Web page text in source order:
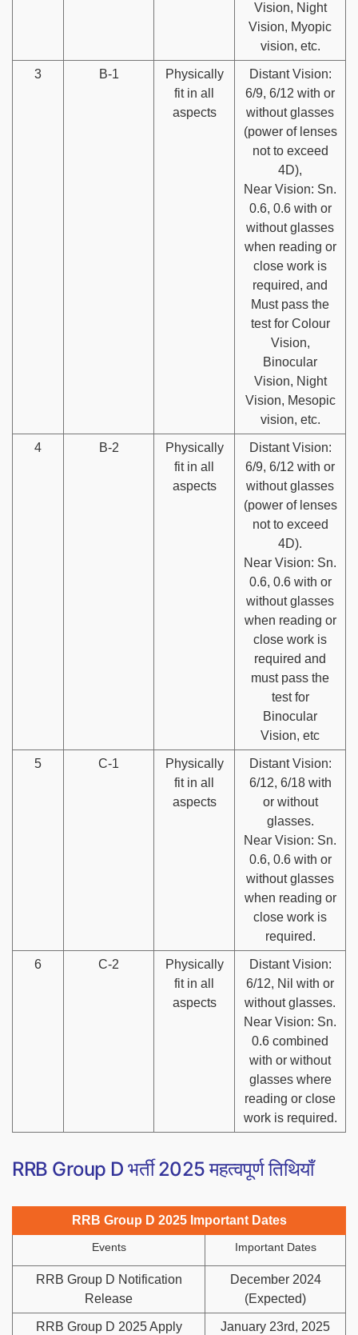
Vision, Night
Vision, Myopic
vision, etc.
3 B-1
Physically
fit in all
aspects
Distant Vision:
6/9, 6/12 with or
without glasses
(power of lenses
not to exceed
4D),
Near Vision: Sn.
0.6, 0.6 with or
without glasses
when reading or
close work is
required, and
Must pass the
test for Colour
Vision,
Binocular
Vision, Night
Vision, Mesopic
vision, etc.
4 B-2
Physically
fit in all
aspects
Distant Vision:
6/9, 6/12 with or
without glasses
(power of lenses
not to exceed
4D).
Near Vision: Sn.
0.6, 0.6 with or
without glasses
when reading or
close work is
required and
must pass the
test for
Binocular
Vision, etc
5 C-1
Physically
fit in all
aspects
Distant Vision:
6/12, 6/18 with
or without
glasses.
Near Vision: Sn.
0.6, 0.6 with or
without glasses
when reading or
close work is
required.
6 C-2
Physically
fit in all
aspects
Distant Vision:
6/12, Nil with or
without glasses.
Near Vision: Sn.
0.6 combined
with or without
glasses where
reading or close
work is required.
RRB Group D भर्ती 2025 महत्वपूर्ण तिथियाँ
RRB Group D 2025 Important Dates
Events Important Dates
RRB Group D Notification
Release
December 2024
(Expected)
RRB Group D 2025 Apply
January 23rd, 2025